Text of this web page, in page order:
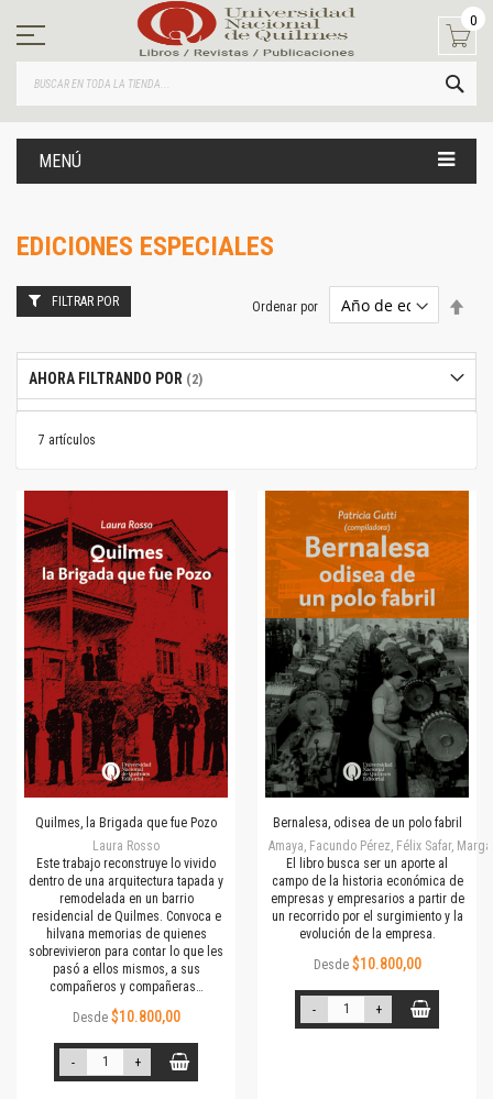
contenido
0
MENÚ
EDICIONES ESPECIALES
7 artículos
Ordenar por
Quilmes, la Brigada que fue Pozo
Laura Rosso
Este trabajo reconstruye lo vivido
dentro de una arquitectura tapada y
remodelada en un barrio
residencial de Quilmes. Convoca e
hilvana memorias de quienes
sobrevivieron para contar lo que les
pasó a ellos mismos, a sus
compañeros y compañeras…
Desde $10.800,00
- +
Bernalesa, odisea de un polo fabril
Amaya, Facundo Pérez, Félix Safar,
El libro busca ser un aporte al
campo de la historia económica de
empresas y empresarios a partir de
un recorrido por el surgimiento y la
evolución de la empresa.
Desde $10.800,00
- +
FILTRAR POR
AHORA FILTRANDO POR